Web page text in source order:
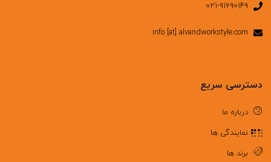
۰۲۱-۹۱۶۹۰۱۴۹
info [at] alvandworkstyle.com
دسترسی سریع
درباره ما
نمایندگی ها
برند ها